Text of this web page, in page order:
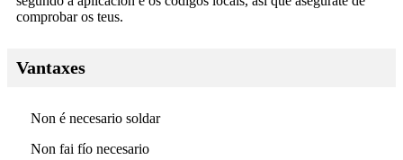
comprobar os teus.
Vantaxes
Non é necesario soldar
Non fai fío necesario